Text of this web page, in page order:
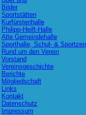
Bilder
Sportstätten
Kurfürstenhalle
Philipp-Heift-Halle
Alte Gemeindehalle
Sporthalle, Schul- &
Rund um den Verein
Vorstand
Vereinsgeschichte
Berichte
Mitgliedschaft
Links
Kontakt
Datenschutz
Impressum